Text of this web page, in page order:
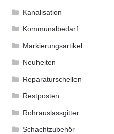
Kanalisation
Kommunalbedarf
Markierungsartikel
Neuheiten
Reparaturschellen
Restposten
Rohrauslassgitter
Schachtzubehör